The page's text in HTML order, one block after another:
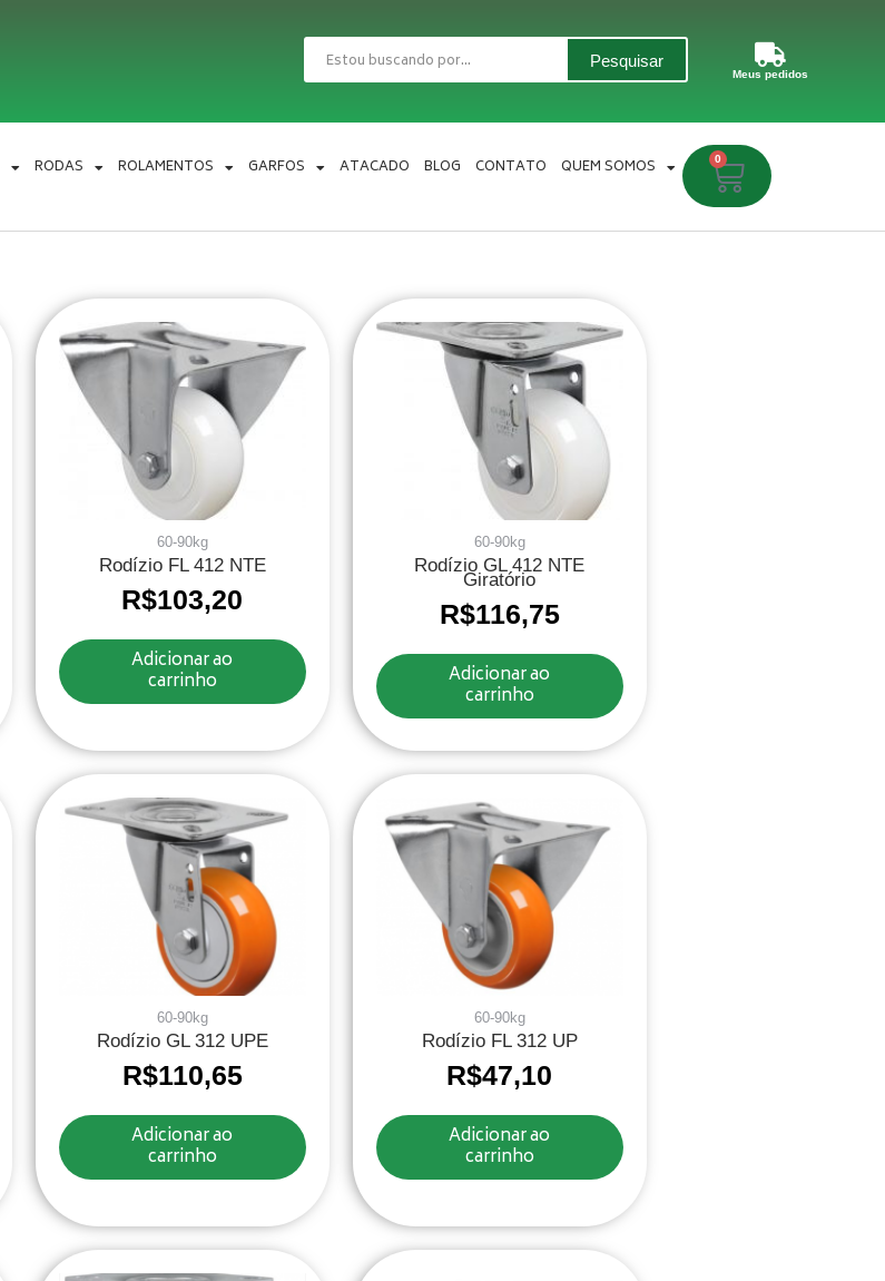
Pesquisar
Pesquisar
Meus pedidos
RODAS ROLAMENTOS GARFOS ATACADO BLOG CONTATO QUEM SOMOS 0
Carrinho
60-90kg
Rodízio FL 412 NTE
R$103,20
Adicionar ao
carrinho
60-90kg
Rodízio GL 412 NTE
Giratório
R$116,75
Adicionar ao
carrinho
60-90kg
Rodízio GL 312 UPE
R$110,65
Adicionar ao
carrinho
60-90kg
Rodízio FL 312 UP
R$47,10
Adicionar ao
carrinho